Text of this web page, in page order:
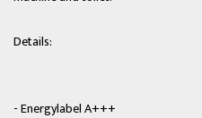
Details:
- Energylabel A+++